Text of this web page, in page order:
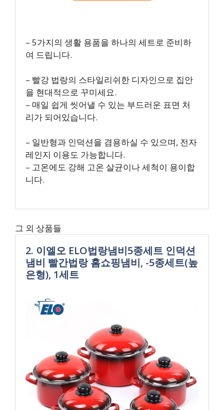
– 5가지의 생활 용품을 하나의 세트로 준비하
여 드립니다.
– 빨강 법랑의 스타일리쉬한 디자인으로 집안
을 현대적으로 꾸미세요.
– 매일 쉽게 씻어낼 수 있는 부드러운 표면 처
리가 되어있습니다.
– 일반형과 인덕션을 겸용하실 수 있으며, 전자
레인지 이용도 가능합니다.
– 고온에도 강해 고온 살균이나 세척이 용이합
니다.
그 외 상품들
2. 이엘오 ELO법랑냄비5종세트 인덕션
냄비 빨간법랑 홈쇼핑냄비, -5종세트(높
은형), 1세트